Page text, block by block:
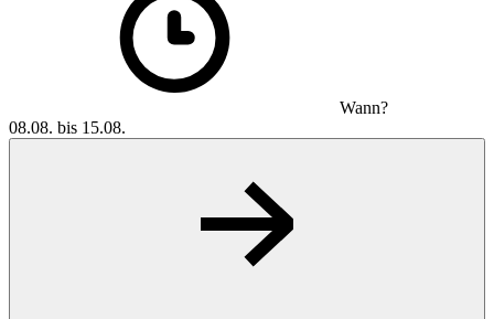
Wann?
08.08. bis 15.08.